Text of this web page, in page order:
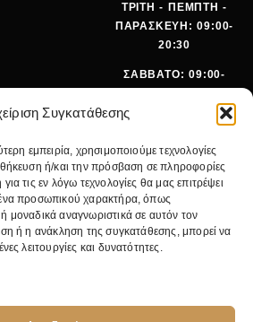
Συγκατάθεσης
εμπειρία, χρησιμοποιούμε τεχνολογίες
ή/και την πρόσβαση σε πληροφορίες
τις εν λόγω τεχνολογίες θα μας επιτρέψει
προσωπικού χαρακτήρα, όπως
μοναδικά αναγνωριστικά σε αυτόν τον
ή η ανάκληση της συγκατάθεσης, μπορεί να
λειτουργίες και δυνατότητες.
ΤΡΙΤΗ - ΠΕΜΠΤΗ -
ΠΑΡΑΣΚΕΥΗ: 09:00-
20:30
ΣΑΒΒΑΤΟ: 09:00-
ΩΝΟ:
642 9062
EMA
IL:
SALES@PANOI
KOS.GR
ΚΕΝΤΡΙΚ
Ο
ΚΑΤΑΣΤΗ
ΝΙΚ.
ΓΚΥΖΗ 24,